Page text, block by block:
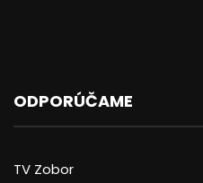
ODPORÚČAME
TV Zobor